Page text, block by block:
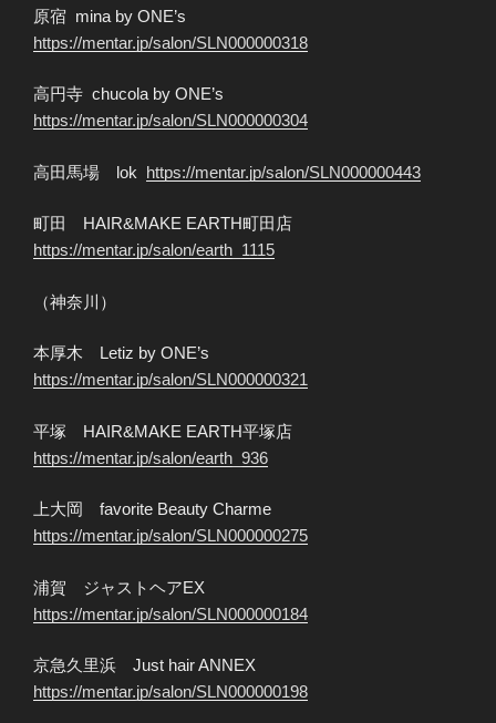
原宿 mina by ONE’s
https://mentar.jp/salon/SLN000000318
高円寺 chucola by ONE’s
https://mentar.jp/salon/SLN000000304
高田馬場 lok https://mentar.jp/salon/SLN000000443
町田 HAIR&MAKE EARTH町田店
https://mentar.jp/salon/earth_1115
（神奈川）
本厚木 Letiz by ONE’s
https://mentar.jp/salon/SLN000000321
平塚 HAIR&MAKE EARTH平塚店
https://mentar.jp/salon/earth_936
上大岡 favorite Beauty Charme
https://mentar.jp/salon/SLN000000275
浦賀 ジャストヘアEX
https://mentar.jp/salon/SLN000000184
京急久里浜 Just hair ANNEX
https://mentar.jp/salon/SLN000000198